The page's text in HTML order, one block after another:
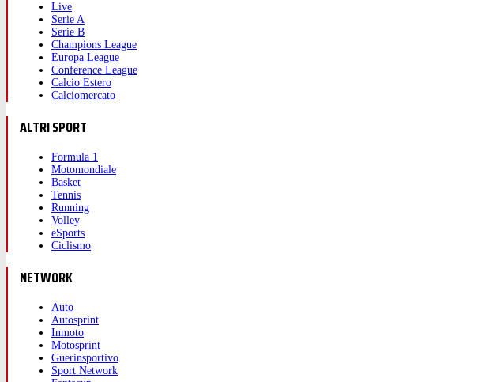
Live
Serie A
Serie B
Champions League
Europa League
Conference League
Calcio Estero
Calciomercato
ALTRI SPORT
Formula 1
Motomondiale
Basket
Tennis
Running
Volley
eSports
Ciclismo
NETWORK
Auto
Autosprint
Inmoto
Motosprint
Guerinsportivo
Sport Network